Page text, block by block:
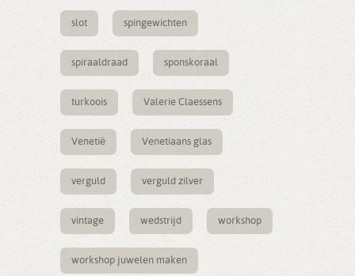
slot spingewichten
spiraaldraad sponskoraal
turkoois Valerie Claessens
Venetië Venetiaans glas
verguld verguld zilver
vintage wedstrijd workshop
workshop juwelen maken